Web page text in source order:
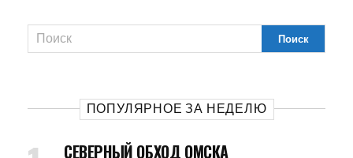
ПОПУЛЯРНОЕ ЗА НЕДЕЛЮ
СЕВЕРНЫЙ ОБХОД ОМСКА